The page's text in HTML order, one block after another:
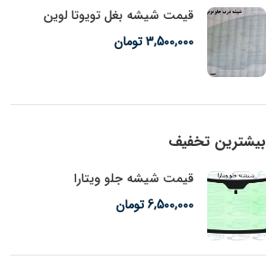
قیمت شیشه بغل تویوتا لوین
3,500,000تومان
بیشترین تخفیف
قیمت شیشه جلو ویتارا
6,500,000تومان